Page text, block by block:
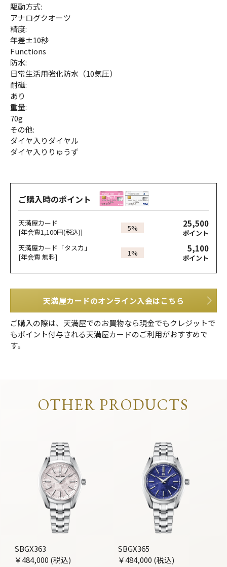
駆動方式:
アナログクオーツ
精度:
年差±10秒
Functions
防水:
日常生活用強化防水（10気圧）
耐磁:
あり
重量:
70g
その他:
ダイヤ入りダイヤル
ダイヤ入りりゅうず
ご購入時のポイント
天満屋カード
[年会費1,100円(税込)]
5% 25,500
ポイント
天満屋カード「タスカ」
[年会費 無料]
1% 5,100
ポイント
天満屋カードのオンライン入会はこちら
ご購入の際は、天満屋でのお買物なら現金でもクレジットで
もポイント付与される天満屋カードのご利用がおすすめで
す。
OTHER PRODUCTS
SBGX363
￥484,000 (税込)
SBGX365
￥484,000 (税込)